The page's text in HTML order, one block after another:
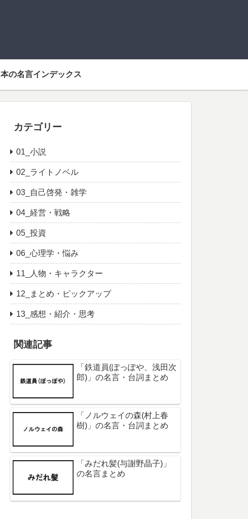
本の名言インデックス
カテゴリー
01_小説
02_ライトノベル
03_自己啓発・雑学
04_経営・戦略
05_投資
06_心理学・悩み
11_人物・キャラクター
12_まとめ・ピックアップ
13_感想・紹介・思考
関連記事
「鉄道員(ぽっぽや、浅田次
郎)」の名言・台詞まとめ
「ノルウェイの森(村上春
樹)」の名言・台詞まとめ
「みだれ髪(与謝野晶子)」
の名言まとめ